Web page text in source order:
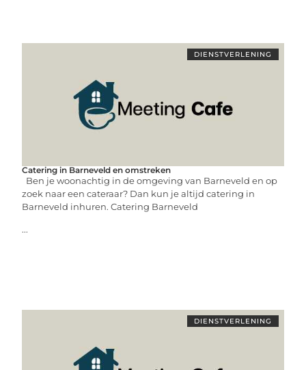
DIENSTVERLENING
Catering in Barneveld en omstreken
Ben je woonachtig in de omgeving van Barneveld en op
zoek naar een cateraar? Dan kun je altijd catering in
Barneveld inhuren. Catering Barneveld
...
DIENSTVERLENING